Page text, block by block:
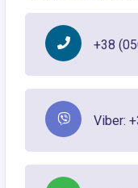
+38
Viber: